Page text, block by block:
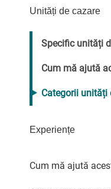
Unități de cazare
Specific unități
Cum mă ajută
Categorii unități
Experiențe
Cum mă ajută